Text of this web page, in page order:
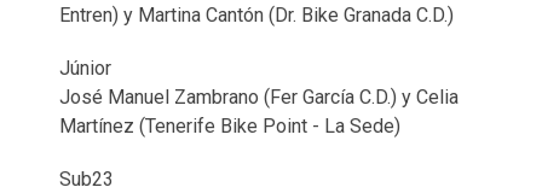
Entren) y Martina Cantón (Dr. Bike Granada C.D.)
Júnior
José Manuel Zambrano (Fer García C.D.) y Celia
Martínez (Tenerife Bike Point - La Sede)
Sub23